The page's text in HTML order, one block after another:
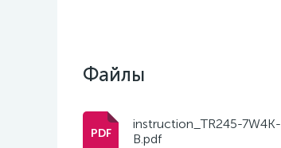
Файлы
instruction_TR245-7W4K-
B.pdf